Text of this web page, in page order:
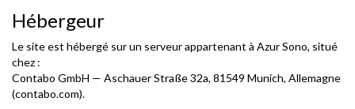
Hébergeur
Le site est hébergé sur un serveur appartenant à Azur Sono, situé
chez :
Contabo GmbH — Aschauer Straße 32a, 81549 Munich, Allemagne
(contabo.com).